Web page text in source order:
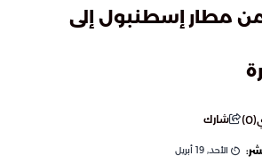
مطار إسطنبول إلى
(
0
) شارك
الأحد, 19 أبريل